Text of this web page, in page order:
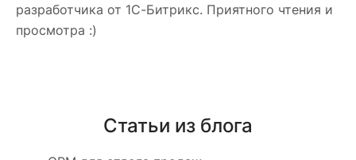
разработчика от 1С-Битрикс. Приятного чтения и
просмотра :)
Статьи из блога